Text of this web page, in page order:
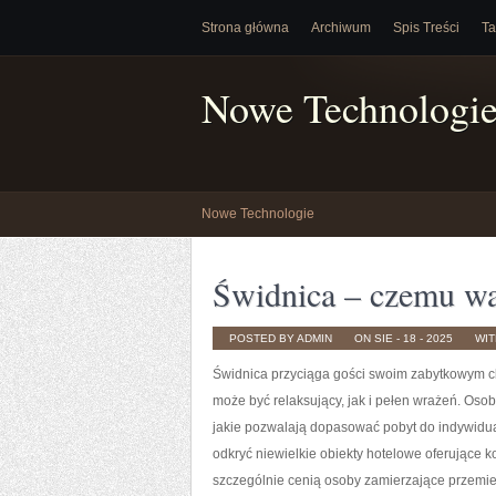
Strona główna Archiwum Spis Treści
Nowe
Nowe Technologie
Świdnica – czemu
POSTED BY ADMIN ON SIE - 18 - 2025
Świdnica przyciąga gości swoim zabytkowym
może być relaksujący, jak i pełen wrażeń.
jakie pozwalają dopasować pobyt do
odkryć niewielkie obiekty hotelowe oferujące
szczególnie cenią osoby zamierzające